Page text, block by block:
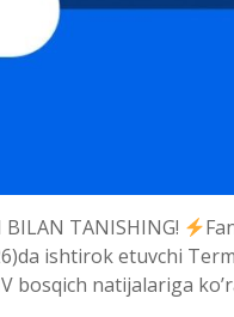
BILAN TANISHING!
ishtirok etuvchi
bosqich natijalariga